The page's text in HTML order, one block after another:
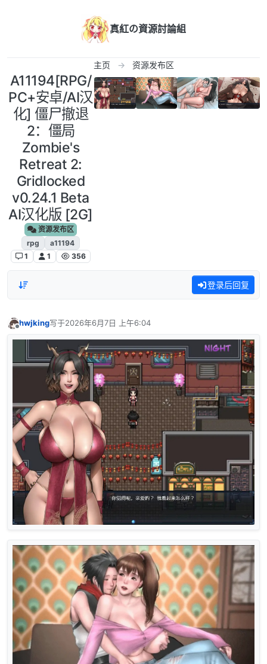
真紅の資源討論組
主页 资源发布区
A11194[RPG/
PC+安卓/AI汉
化] 僵尸撤退
2：僵局
Zombie's
Retreat 2:
Gridlocked
v0.24.1 Beta
AI汉化版 [2G]
资源发布区
rpg
a11194
1
1 356
登录后回复
离线
hwjking写于2026年6月7日 上午6:04
最后由 编辑